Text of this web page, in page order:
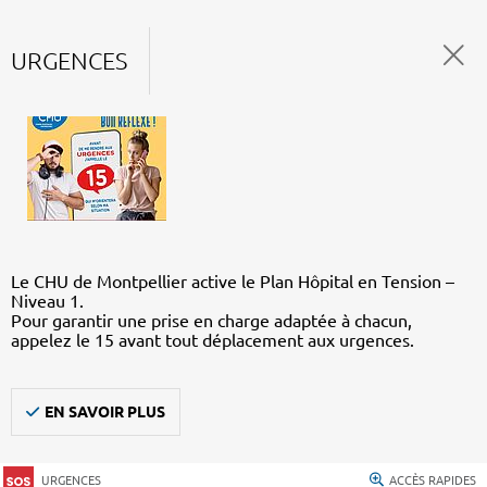
URGENCES
Le CHU de Montpellier active le Plan Hôpital en Tension –
Niveau 1.
Pour garantir une prise en charge adaptée à chacun,
appelez le 15 avant tout déplacement aux urgences.
EN SAVOIR PLUS
URGENCES ACCÈS RAPIDES